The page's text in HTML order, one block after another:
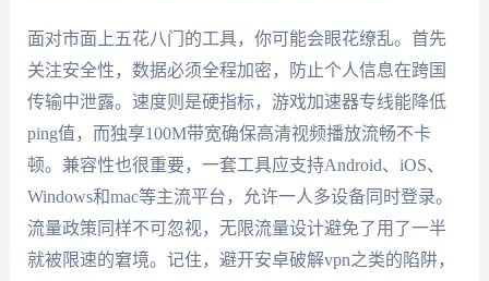
面对市面上五花八门的工具，你可能会眼花缭乱。首先
关注安全性，数据必须全程加密，防止个人信息在跨国
传输中泄露。速度则是硬指标，游戏加速器专线能降低
ping值，而独享100M带宽确保高清视频播放流畅不卡
顿。兼容性也很重要，一套工具应支持Android、iOS、
Windows和mac等主流平台，允许一人多设备同时登录。
流量政策同样不可忽视，无限流量设计避免了用了一半
就被限速的窘境。记住，避开安卓破解vpn之类的陷阱，